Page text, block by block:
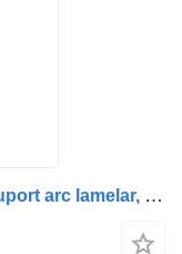
Suspensie - alte piese de schimb Suport arc lamelar, axă față spate stânga A9603201070 pentru camion Mercedes-Benz Actros MP4 1845